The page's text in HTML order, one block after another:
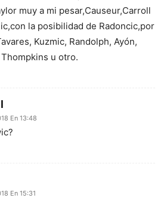
muy a mi pesar,Causeur,Carroll
la posibilidad de Radoncic,por
Kuzmic, Randolph, Ayón,
u otro.
En 13:48
En 15:31